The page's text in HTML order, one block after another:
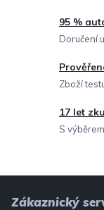
95 %
Doručení
Zboží
17 let
S
Zákaznický